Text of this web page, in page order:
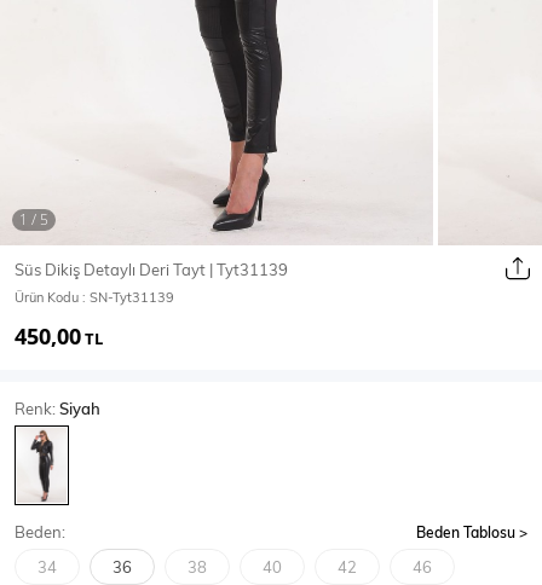
Mont & Kaban
T-Shirt
Body
SPOR GİYİM
Süs Dikiş Detaylı Deri Tayt | Tyt31139
Ürün Kodu : SN-Tyt31139
450,00TL
Renk:Siyah
Beden: Beden Tablosu
34 36 38 40 42 46